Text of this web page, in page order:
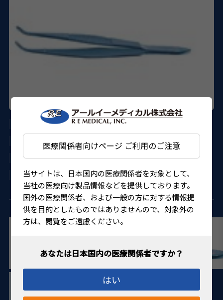
医療関係者向けページ ご利用のご注意
当サイトは、日本国内の医療関係者を対象として、
当社の医療向け製品情報などを提供しております。
国外の医療関係者、および一般の方に対する情報提
供を目的としたものではありませんので、対象外の
方は、閲覧をご遠慮ください。
はい
AE-4521
ASICO
27B1X000014521KT
4562150826894